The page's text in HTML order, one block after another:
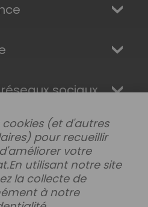
sociaux
(et d'autres
pour recueillir
votre
En utilisant notre site
la collecte de
à notre